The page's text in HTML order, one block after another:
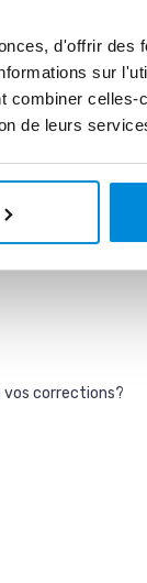
d'offrir des
sur
combiner
de leurs
vos corrections?